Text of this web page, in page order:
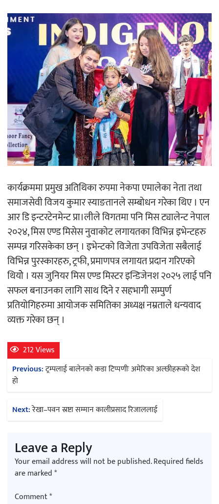
कार्यक्रममा प्रमुख अतिथिका रुपमा नेकपा एमालेका नेता तथा
समाजसेवी विजय कुमार स्याङतानले सम्बोधन गरेका थिए । एन
आर डि इन्टरटेनमेन्ट प्रा।लीले विगतमा पनि मिस ट्यालेन्ट नेपाल
२०२४, मिस एण्ड मिसेस नुवाकोट लगायतका विभिन्न इभेन्टहरु
सम्पन्न गरिसकेका छन् । इभेन्टको विजेता उपविजेता सबैलाई
विभिन्न पुरस्कारहरु, ट्रफी, प्रमाणपत्र लगायत प्रदान गरिएको
थियोे । यस जुनियर मिस एण्ड मिस्टर इन्डिजेनश २०२५ लाई पनि
सफल बनाउनका लागि साथ दिने र सहभागी सम्पुर्ण
प्रतियोगिहरुमा आयोजक समितिका अध्यक्ष नम्रताले धन्यवाद
व्यक्त गरेका छन् ।
212 Views
Post
navigation
Previous:ट्रम्पलाई बालेनको कडा टिप्पणीः अमेरिका अल्छीहरूको देश
हो
Next:रेखा–पवन स्रष्टा सम्मान कालीप्रसाद रिजाललाई
Leave a Reply
Your email address will not be published.Required fields
are marked*
Comment*